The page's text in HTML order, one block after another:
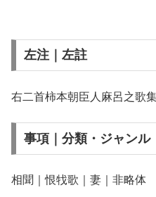
左注｜左註
右二首柿本朝臣人麻呂之歌
事項｜分類・ジャンル
相聞｜恨牫歌｜妻｜非略体